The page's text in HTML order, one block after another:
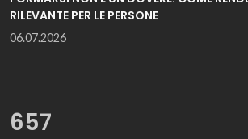
RILEVANTE PER LE PERSONE
06.07.2026
657